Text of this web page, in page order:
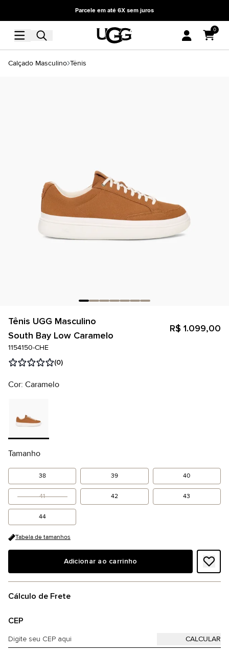
Parcele em até 6X sem juros
0
Calçado Masculino Tênis
Tênis UGG Masculino
South Bay Low Caramelo
R$ 1.099,00
1154150-CHE
(0)
Cor: Caramelo
Tamanho
38 39 40
41 42 43
44
Tabela de tamanhos
Adicionar ao carrinho
Cálculo de Frete
CEP